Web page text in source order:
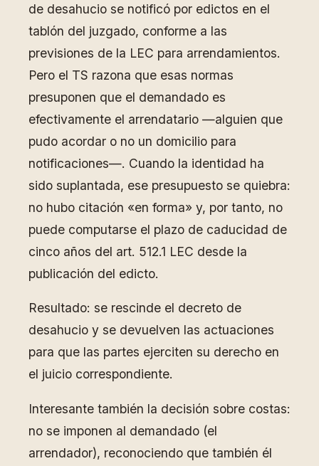
de desahucio se notificó por edictos en el
tablón del juzgado, conforme a las
previsiones de la LEC para arrendamientos.
Pero el TS razona que esas normas
presuponen que el demandado es
efectivamente el arrendatario —alguien que
pudo acordar o no un domicilio para
notificaciones—. Cuando la identidad ha
sido suplantada, ese presupuesto se quiebra:
no hubo citación «en forma» y, por tanto, no
puede computarse el plazo de caducidad de
cinco años del art. 512.1 LEC desde la
publicación del edicto.
Resultado: se rescinde el decreto de
desahucio y se devuelven las actuaciones
para que las partes ejerciten su derecho en
el juicio correspondiente.
Interesante también la decisión sobre costas:
no se imponen al demandado (el
arrendador), reconociendo que también él